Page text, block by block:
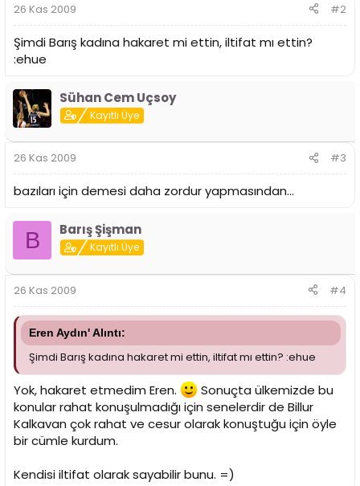
26 Kas 2009 #2
Şimdi Barış kadına hakaret mi ettin, iltifat mı ettin?
:ehue
Sühan Cem Uçsoy
Kayıtlı Üye
26 Kas 2009 #3
bazıları için demesi daha zordur yapmasından...
B Barış Şişman
Kayıtlı Üye
26 Kas 2009 #4
Eren Aydın' Alıntı:
Şimdi Barış kadına hakaret mi ettin, iltifat mı ettin? :ehue
Yok, hakaret etmedim Eren.
Sonuçta ülkemizde bu
konular rahat konuşulmadığı için senelerdir de Billur
Kalkavan çok rahat ve cesur olarak konuştuğu için öyle
bir cümle kurdum.
Kendisi iltifat olarak sayabilir bunu. =)